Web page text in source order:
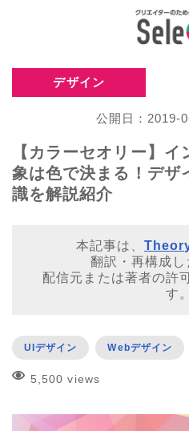
デザイン
公開日：2019-
【カラーセオリー】
象は色で決まる！デザ
識を解説紹介
本記事は、
翻訳・再構成し
配信元または著者の許
す。
UIデザイン Webデザイン
5,500 views